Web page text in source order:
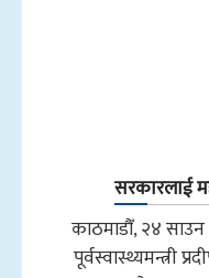
सरकारलाई
काठमाडौँ, २४ साउन
पूर्वस्वास्थ्यमन्त्री